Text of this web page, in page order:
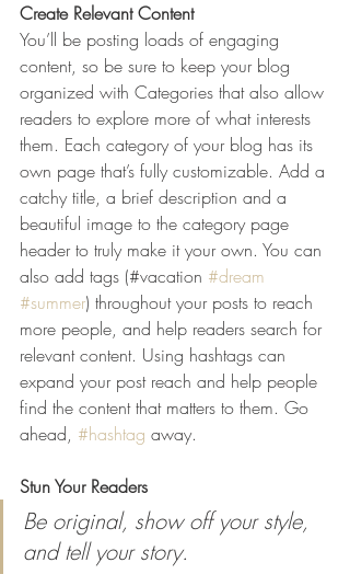
Create Relevant Content
You’ll be posting loads of engaging
content, so be sure to keep your blog
organized with Categories that also allow
readers to explore more of what interests
them. Each category of your blog has its
own page that’s fully customizable. Add a
catchy title, a brief description and a
beautiful image to the category page
header to truly make it your own. You can
also add tags (#vacation #dream
#summer) throughout your posts to reach
more people, and help readers search for
relevant content. Using hashtags can
expand your post reach and help people
find the content that matters to them. Go
ahead, #hashtag away.
Stun Your Readers
Be original, show off your style,
and tell your story.